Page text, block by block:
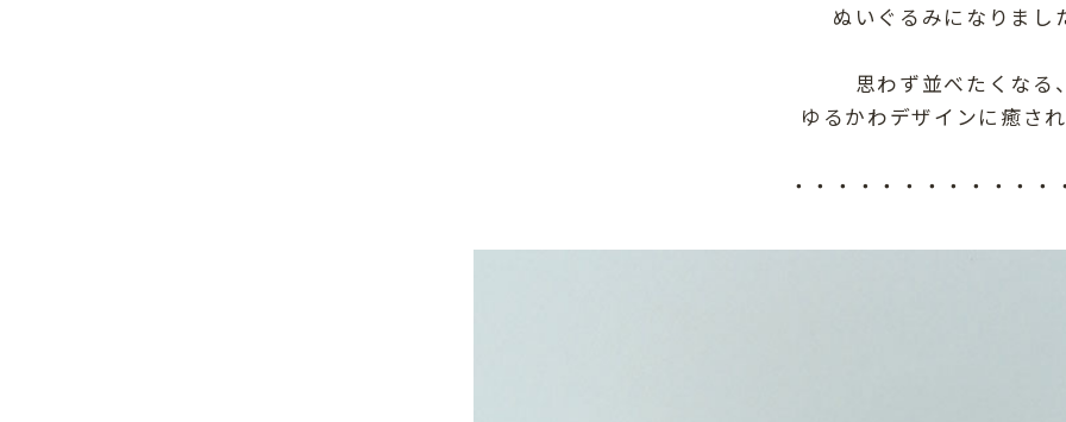
ぬいぐるみになりま
思わず並べたくなる
ゆるかわデザインに癒さ
・・・・・・・・・・・・